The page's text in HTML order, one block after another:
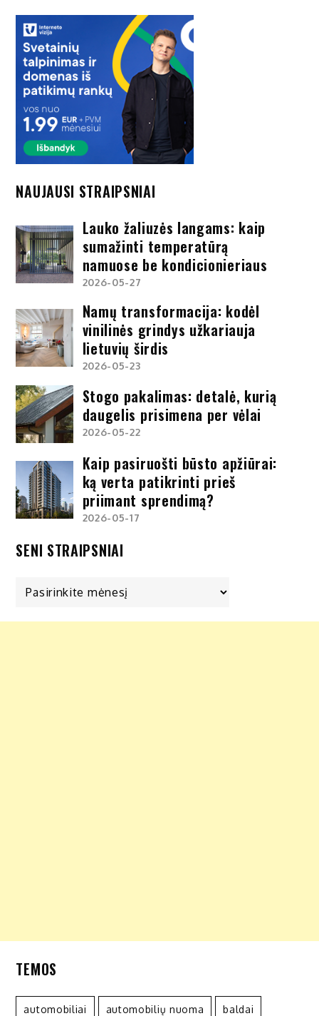
NAUJAUSI STRAIPSNIAI
Lauko žaliuzės langams: kaip
sumažinti temperatūrą
namuose be kondicionieriaus
2026-05-27
Namų transformacija: kodėl
vinilinės grindys užkariauja
lietuvių širdis
2026-05-23
Stogo pakalimas: detalė, kurią
daugelis prisimena per vėlai
2026-05-22
Kaip pasiruošti būsto apžiūrai:
ką verta patikrinti prieš
priimant sprendimą?
2026-05-17
SENI STRAIPSNIAI
TEMOS
automobiliai automobilių nuoma baldai